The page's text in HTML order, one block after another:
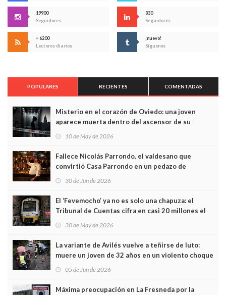
19900
Seguidores
830
Seguidores
+ 6200
Lectores diarios
¡nuevo!
Síguenos
POPULARES RECIENTES COMENTADAS
Misterio en el corazón de Oviedo: una joven
aparece muerta dentro del ascensor de su
edificio y las cámaras captan sus últimos minutos
10 de May de 2026
Fallece Nicolás Parrondo, el valdesano que
convirtió Casa Parrondo en un pedazo de
Asturias en Madrid
30 de Jun de 2026
El ‘Fevemocho’ ya no es solo una chapuza: el
Tribunal de Cuentas cifra en casi 20 millones el
sobrecoste de los trenes que no cabían por los
30 de May de 2026
La variante de Avilés vuelve a teñirse de luto:
muere un joven de 32 años en un violento choque
frontal
05 de Jun de 2026
Máxima preocupación en La Fresneda por la